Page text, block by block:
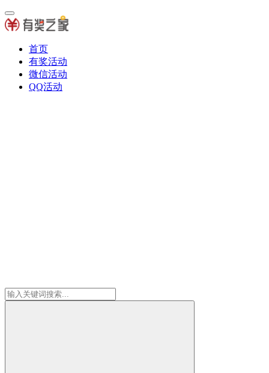
首页
有奖活动
微信活动
QQ活动